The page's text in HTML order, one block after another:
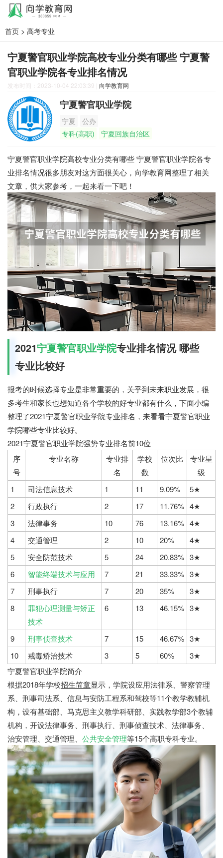
首页 > 高考专业
宁夏警官职业学院高校专业分类有哪些 宁夏警
官职业学院各专业排名情况
发布时间：2023-10-04 22:03:39 | 向学教育网
宁夏警官职业学院
宁夏
公办
专科(高职)
宁夏回族自治区
宁夏警官职业学院高校专业分类有哪些 宁夏警官职业学院各专
业排名情况很多朋友对这方面很关心，向学教育网整理了相关
文章，供大家参考，一起来看一下吧！
2021宁夏警官职业学院专业排名情况 哪些
专业比较好
报考的时候选择专业是非常重要的，关乎到未来职业发展，很
多考生和家长也想知道各个学校的好专业都有什么，下面小编
整理了2021宁夏警官职业学院专业排名 ，来看看宁夏警官职业
学院哪些专业比较好。
2021宁夏警官职业学院强势专业排名前10位
序
号
专业名称
专业排
名
学校
数
位次比
专业星
级
1
司法信息技术 1 11 9.09%
5★
2
行政执行 2 17 11.76% 4★
3
法律事务 10 76 13.16% 4★
4
交通管理 2 10 20%
4★
5
安全防范技术 5 24 20.83% 3★
6
智能终端技术与应用 7 21 33.33% 3★
7
刑事执行 7 20 35%
3★
8
罪犯心理测量与矫正
技术
6 13 46.15% 3★
9 刑事侦查技术 7 15 46.67% 3★
10
戒毒矫治技术 3 5 60%
3★
宁夏警官职业学院简介
根据2018年学校招生简章显示，学院设应用法律系、警察管理
系、刑事司法系、信息与安防工程系和驾校等11个教学教辅机
构，设有基础部、马克思主义教学科研部、实践教学部3个教辅
机构，开设法律事务、刑事执行、刑事侦查技术、法律事务、
治安管理、交通管理、 公共安全管理等15个高职专科专业。